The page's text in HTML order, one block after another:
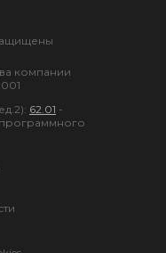
62.01 -
компании